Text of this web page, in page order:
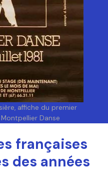
affiche du premier
Danse
françaises
des années